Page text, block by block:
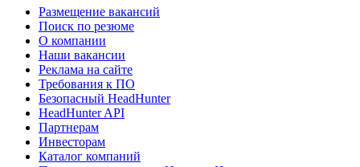
Размещение вакансий
Поиск по резюме
О компании
Наши вакансии
Реклама на сайте
Требования к ПО
Безопасный HeadHunter
HeadHunter API
Партнерам
Инвесторам
Каталог компаний